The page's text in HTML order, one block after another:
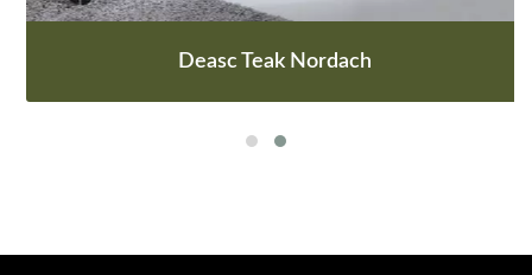
Deasc Teak Nordach